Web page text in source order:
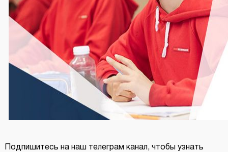
Подпишитесь на наш телеграм канал, чтобы узнать